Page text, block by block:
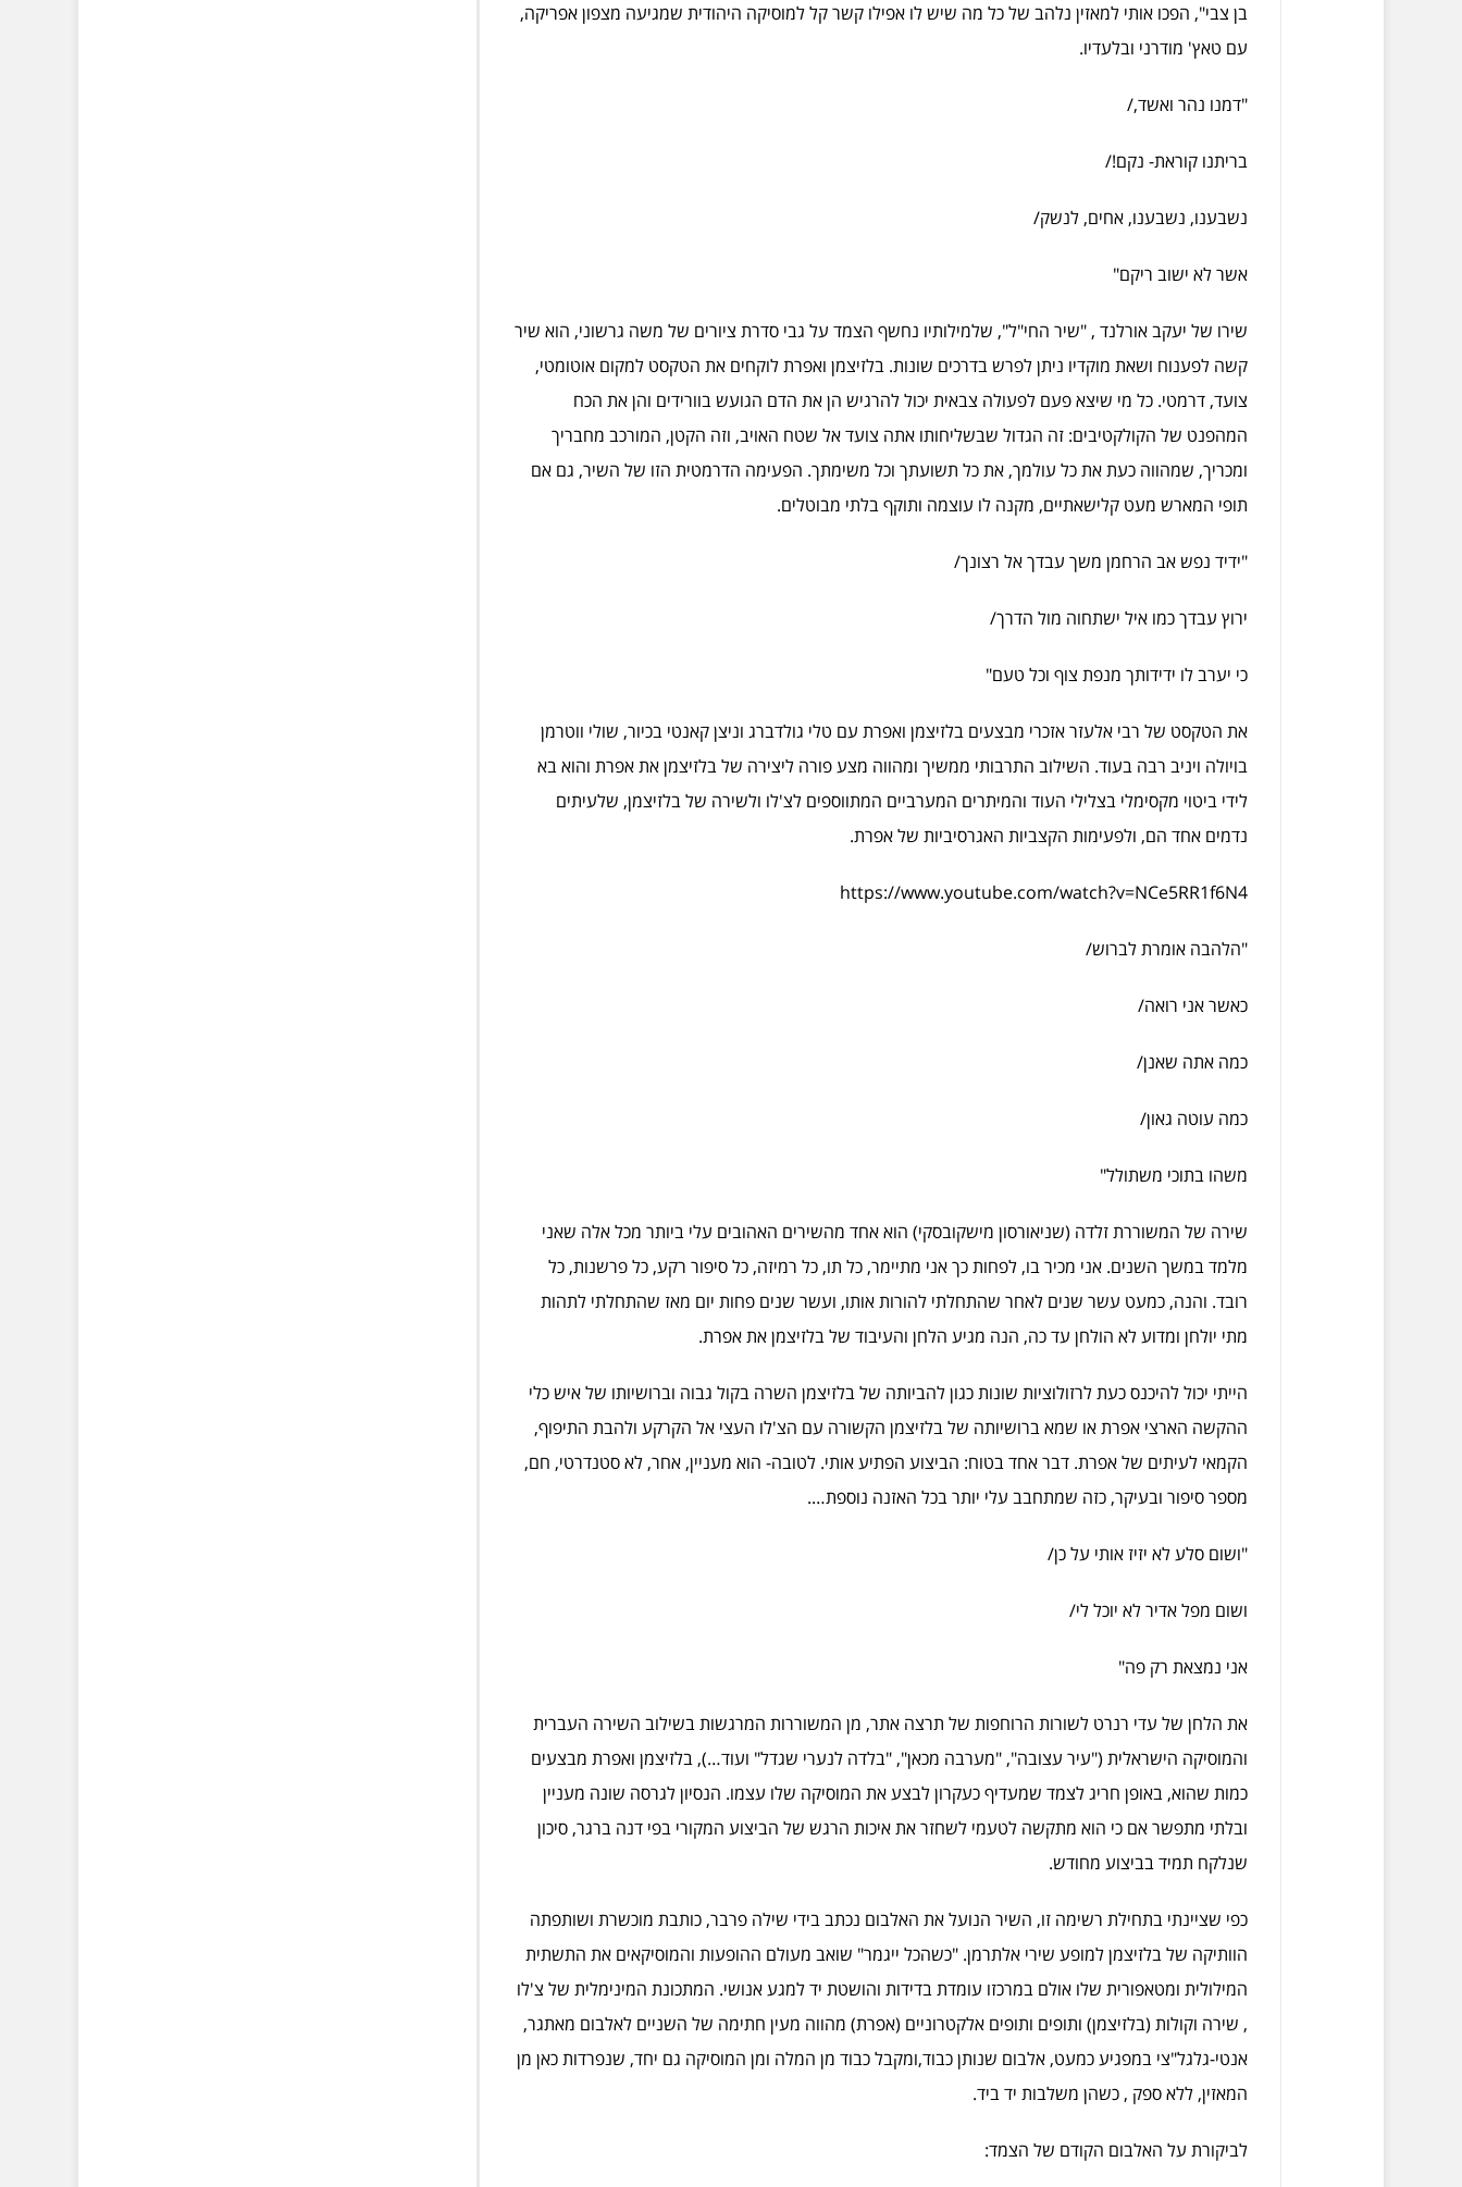
בן צבי", הפכו אותי למאזין נלהב של כל מה שיש לו אפילו קשר קל למוסיקה היהודית שמגיעה מצפון אפריקה,
עם טאץ' מודרני ובלעדיו.
"דמנו נהר ואשד,/
בריתנו קוראת- נקם!/
נשבענו, נשבענו, אחים, לנשק/
אשר לא ישוב ריקם"
שירו של יעקב אורלנד , "שיר החי"ל", שלמילותיו נחשף הצמד על גבי סדרת ציורים של משה גרשוני, הוא שיר
קשה לפענוח ושאת מוקדיו ניתן לפרש בדרכים שונות. בלזיצמן ואפרת לוקחים את הטקסט למקום אוטומטי,
צועד, דרמטי. כל מי שיצא פעם לפעולה צבאית יכול להרגיש הן את הדם הגועש בוורידים והן את הכח
המהפנט של הקולקטיבים: זה הגדול שבשליחותו אתה צועד אל שטח האויב, וזה הקטן, המורכב מחבריך
ומכריך, שמהווה כעת את כל עולמך, את כל תשועתך וכל משימתך. הפעימה הדרמטית הזו של השיר, גם אם
תופי המארש מעט קלישאתיים, מקנה לו עוצמה ותוקף בלתי מבוטלים.
"ידיד נפש אב הרחמן משך עבדך אל רצונך/
ירוץ עבדך כמו איל ישתחוה מול הדרך/
כי יערב לו ידידותך מנפת צוף וכל טעם"
את הטקסט של רבי אלעזר אזכרי מבצעים בלזיצמן ואפרת עם טלי גולדברג וניצן קאנטי בכיור, שולי ווטרמן
בויולה ויניב רבה בעוד. השילוב התרבותי ממשיך ומהווה מצע פורה ליצירה של בלזיצמן את אפרת והוא בא
לידי ביטוי מקסימלי בצלילי העוד והמיתרים המערביים המתווספים לצ'לו ולשירה של בלזיצמן, שלעיתים
נדמים אחד הם, ולפעימות הקצביות האגרסיביות של אפרת.
https://www.youtube.com/watch?v=NCe5RR1f6N4
"הלהבה אומרת לברוש/
כאשר אני רואה/
כמה אתה שאנן/
כמה עוטה גאון/
משהו בתוכי משתולל"
שירה של המשוררת זלדה (שניאורסון מישקובסקי) הוא אחד מהשירים האהובים עלי ביותר מכל אלה שאני
מלמד במשך השנים. אני מכיר בו, לפחות כך אני מתיימר, כל תו, כל רמיזה, כל סיפור רקע, כל פרשנות, כל
רובד. והנה, כמעט עשר שנים לאחר שהתחלתי להורות אותו, ועשר שנים פחות יום מאז שהתחלתי לתהות
מתי יולחן ומדוע לא הולחן עד כה, הנה מגיע הלחן והעיבוד של בלזיצמן את אפרת.
הייתי יכול להיכנס כעת לרזולוציות שונות כגון להביותה של בלזיצמן השרה בקול גבוה וברושיותו של איש כלי
ההקשה הארצי אפרת או שמא ברושיותה של בלזיצמן הקשורה עם הצ'לו העצי אל הקרקע ולהבת התיפוף,
הקמאי לעיתים של אפרת. דבר אחד בטוח: הביצוע הפתיע אותי. לטובה- הוא מעניין, אחר, לא סטנדרטי, חם,
מספר סיפור ובעיקר, כזה שמתחבב עלי יותר בכל האזנה נוספת….
"ושום סלע לא יזיז אותי על כן/
ושום מפל אדיר לא יוכל לי/
אני נמצאת רק פה"
את הלחן של עדי רנרט לשורות הרוחפות של תרצה אתר, מן המשוררות המרגשות בשילוב השירה העברית
והמוסיקה הישראלית ("עיר עצובה", "מערבה מכאן", "בלדה לנערי שגדל" ועוד…), בלזיצמן ואפרת מבצעים
כמות שהוא, באופן חריג לצמד שמעדיף כעקרון לבצע את המוסיקה שלו עצמו. הנסיון לגרסה שונה מעניין
ובלתי מתפשר אם כי הוא מתקשה לטעמי לשחזר את איכות הרגש של הביצוע המקורי בפי דנה ברגר, סיכון
שנלקח תמיד בביצוע מחודש.
כפי שציינתי בתחילת רשימה זו, השיר הנועל את האלבום נכתב בידי שילה פרבר, כותבת מוכשרת ושותפתה
הוותיקה של בלזיצמן למופע שירי אלתרמן. "כשהכל ייגמר" שואב מעולם ההופעות והמוסיקאים את התשתית
המילולית ומטאפורית שלו אולם במרכזו עומדת בדידות והושטת יד למגע אנושי. המתכונת המינימלית של צ'לו
, שירה וקולות (בלזיצמן) ותופים ותופים אלקטרוניים (אפרת) מהווה מעין חתימה של השניים לאלבום מאתגר,
אנטי-גלגל"צי במפגיע כמעט, אלבום שנותן כבוד,ומקבל כבוד מן המלה ומן המוסיקה גם יחד, שנפרדות כאן מן
המאזין, ללא ספק , כשהן משלבות יד ביד.
לביקורת על האלבום הקודם של הצמד: